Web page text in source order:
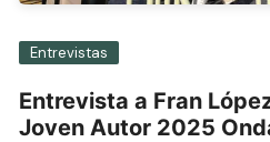
Entrevistas
Entrevista a Fran
Joven Autor 2025